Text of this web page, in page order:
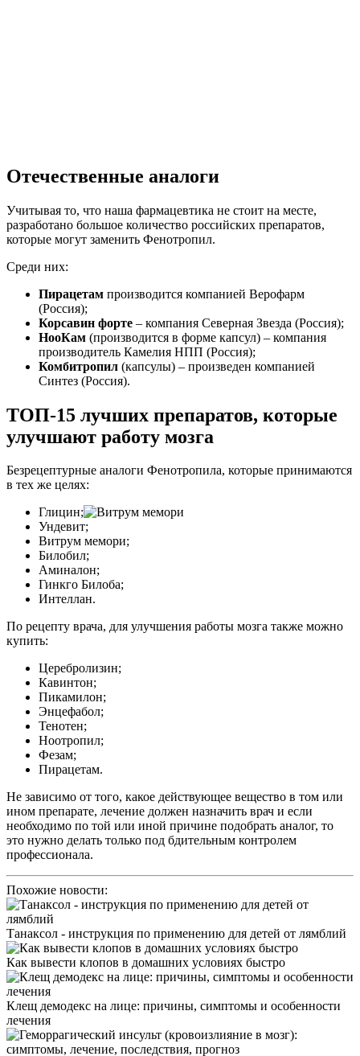
Отечественные аналоги
Учитывая то, что наша фармацевтика не стоит на месте,
разработано большое количество российских препаратов,
которые могут заменить Фенотропил.
Среди них:
Пирацетам производится компанией Верофарм
(Россия);
Корсавин форте – компания Северная Звезда (Россия);
НооКам (производится в форме капсул) – компания
производитель Камелия НПП (Россия);
Комбитропил (капсулы) – произведен компанией
Синтез (Россия).
ТОП-15 лучших препаратов, которые
улучшают работу мозга
Безрецептурные аналоги Фенотропила, которые принимаются
в тех же целях:
Глицин;
Ундевит;
Витрум мемори;
Билобил;
Аминалон;
Гинкго Билоба;
Интеллан.
По рецепту врача, для улучшения работы мозга также можно
купить:
Церебролизин;
Кавинтон;
Пикамилон;
Энцефабол;
Тенотен;
Ноотропил;
Фезам;
Пирацетам.
Не зависимо от того, какое действующее вещество в том или
ином препарате, лечение должен назначить врач и если
необходимо по той или иной причине подобрать аналог, то
это нужно делать только под бдительным контролем
профессионала.
Похожие новости:
Танаксол - инструкция по применению для детей от лямблий
Как вывести клопов в домашних условиях быстро
Клещ демодекс на лице: причины, симптомы и особенности
лечения